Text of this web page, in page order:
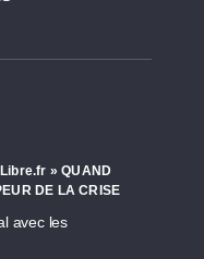
» QUAND
DE LA CRISE
avec les